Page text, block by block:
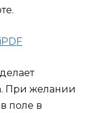
При желании
поле в